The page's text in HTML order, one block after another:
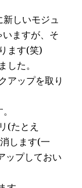
しいモジュ
ますが、そ
ます(笑)
た。
アップを取り
(たとえ
します(一
ップしておい